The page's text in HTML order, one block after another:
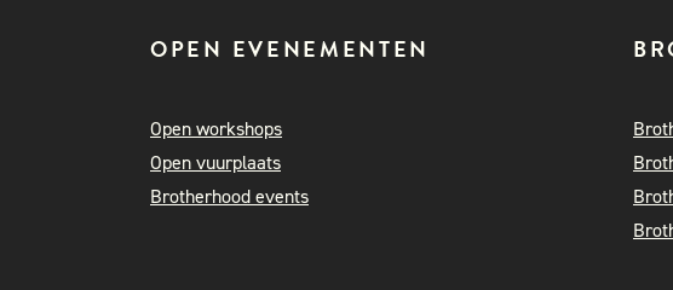
OPEN EVENEMENTEN
Open workshops
Open vuurplaats
Brotherhood events